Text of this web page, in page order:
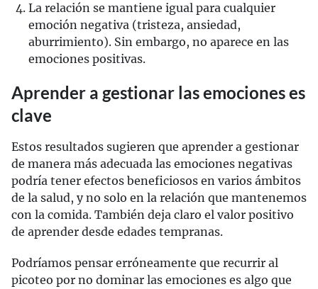
La relación se mantiene igual para cualquier
emoción negativa (tristeza, ansiedad,
aburrimiento). Sin embargo, no aparece en las
emociones positivas.
Aprender a gestionar las emociones es
clave
Estos resultados sugieren que aprender a gestionar
de manera más adecuada las emociones negativas
podría tener efectos beneficiosos en varios ámbitos
de la salud, y no solo en la relación que mantenemos
con la comida. También deja claro el valor positivo
de aprender desde edades tempranas.
Podríamos pensar erróneamente que recurrir al
picoteo por no dominar las emociones es algo que